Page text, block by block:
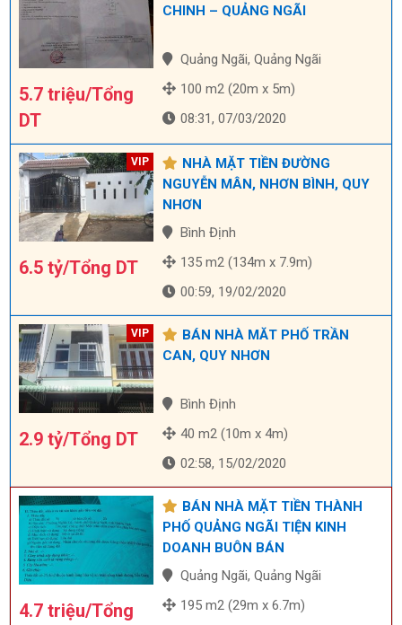
5.7 triệu/Tổng
DT
CHINH – QUẢNG NGÃI
Quảng Ngãi, Quảng Ngãi
100 m2 (20m x 5m)
08:31, 07/03/2020
6.5 tỷ/Tổng DT
NHÀ MẶT TIỀN ĐƯỜNG
NGUYỄN MÂN, NHƠN BÌNH, QUY
NHƠN
Bình Định
135 m2 (134m x 7.9m)
00:59, 19/02/2020
2.9 tỷ/Tổng DT
BÁN NHÀ MĂT PHỐ TRẦN
CAN, QUY NHƠN
Bình Định
40 m2 (10m x 4m)
02:58, 15/02/2020
4.7 triệu/Tổng
BÁN NHÀ MẶT TIỀN THÀNH
PHỐ QUẢNG NGÃI TIỆN KINH
DOANH BUÔN BÁN
Quảng Ngãi, Quảng Ngãi
195 m2 (29m x 6.7m)